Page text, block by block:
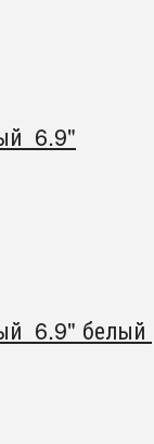
6.9"
6.9" белый